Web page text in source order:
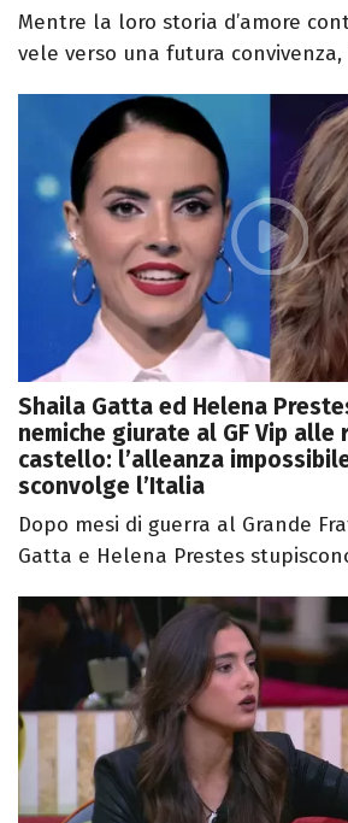
Mentre la loro storia d’amore
vele verso una futura convivenza,
Shaila Gatta ed Helena
nemiche giurate al GF Vip alle
castello: l’alleanza
sconvolge l’Italia
Dopo mesi di guerra al Grande
Gatta e Helena Prestes